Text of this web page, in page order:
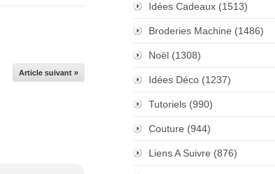
Article suivant »
Idées Cadeaux (1513)
Broderies Machine (1486)
Noël (1308)
Idées Déco (1237)
Tutoriels (990)
Couture (944)
Liens A Suivre (876)